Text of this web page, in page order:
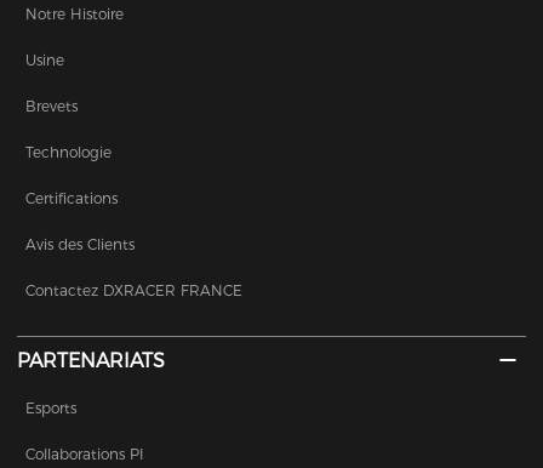
Notre Histoire
Usine
Brevets
Technologie
Certifications
Avis des Clients
Contactez DXRACER FRANCE
PARTENARIATS
Esports
Collaborations PI